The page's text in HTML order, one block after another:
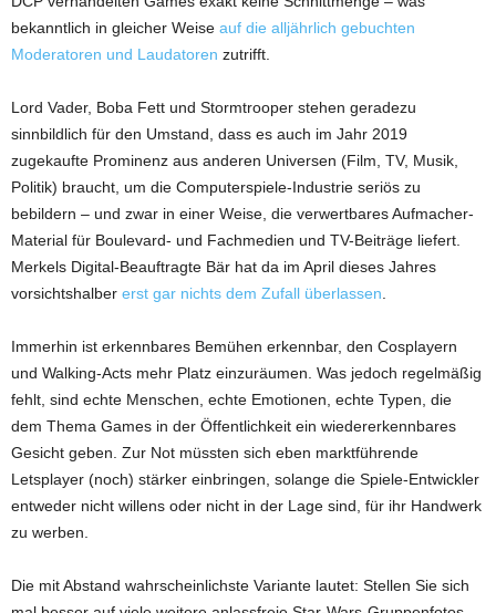
bekanntlich in gleicher Weise auf die alljährlich gebuchten
Moderatoren und Laudatoren zutrifft.
Lord Vader, Boba Fett und Stormtrooper stehen geradezu
sinnbildlich für den Umstand, dass es auch im Jahr 2019
zugekaufte Prominenz aus anderen Universen (Film, TV, Musik,
Politik) braucht, um die Computerspiele-Industrie seriös zu
bebildern – und zwar in einer Weise, die verwertbares Aufmacher-
Material für Boulevard- und Fachmedien und TV-Beiträge liefert.
Merkels Digital-Beauftragte Bär hat da im April dieses Jahres
vorsichtshalber erst gar nichts dem Zufall überlassen
Immerhin ist erkennbares Bemühen erkennbar, den Cosplayern
und Walking-Acts mehr Platz einzuräumen. Was jedoch regelmäßig
fehlt, sind echte Menschen, echte Emotionen, echte Typen, die
dem Thema Games in der Öffentlichkeit ein wiedererkennbares
Gesicht geben. Zur Not müssten sich eben marktführende
Letsplayer (noch) stärker einbringen, solange die Spiele-Entwickler
entweder nicht willens oder nicht in der Lage sind, für ihr Handwerk
zu werben.
Die mit Abstand wahrscheinlichste Variante lautet: Stellen Sie sich